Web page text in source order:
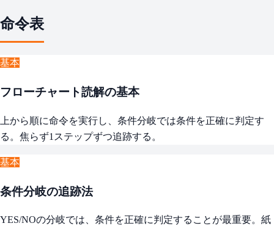
命令表
基本
フローチャート読解の基本
上から順に命令を実行し、条件分岐では条件を正確に判定す
る。焦らず1ステップずつ追跡する。
基本
条件分岐の追跡法
YES/NOの分岐では、条件を正確に判定することが最重要。紙